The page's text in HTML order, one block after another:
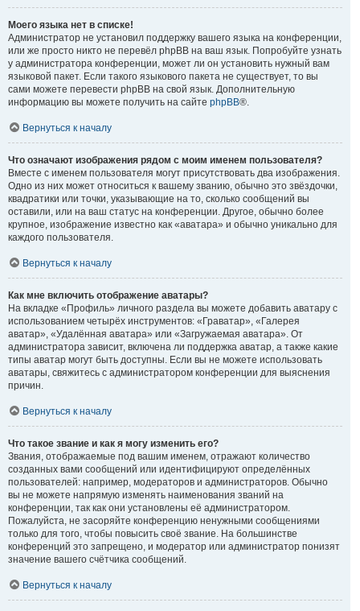
Моего языка нет в списке!
Администратор не установил поддержку вашего языка на конференции,
или же просто никто не перевёл phpBB на ваш язык. Попробуйте узнать
у администратора конференции, может ли он установить нужный вам
языковой пакет. Если такого языкового пакета не существует, то вы
сами можете перевести phpBB на свой язык. Дополнительную
информацию вы можете получить на сайте phpBB®.
Вернуться к началу
Что означают изображения рядом с моим именем пользователя?
Вместе с именем пользователя могут присутствовать два изображения.
Одно из них может относиться к вашему званию, обычно это звёздочки,
квадратики или точки, указывающие на то, сколько сообщений вы
оставили, или на ваш статус на конференции. Другое, обычно более
крупное, изображение известно как «аватара» и обычно уникально для
каждого пользователя.
Вернуться к началу
Как мне включить отображение аватары?
На вкладке «Профиль» личного раздела вы можете добавить аватару с
использованием четырёх инструментов: «Граватар», «Галерея
аватар», «Удалённая аватара» или «Загружаемая аватара». От
администратора зависит, включена ли поддержка аватар, а также какие
типы аватар могут быть доступны. Если вы не можете использовать
аватары, свяжитесь с администратором конференции для выяснения
причин.
Вернуться к началу
Что такое звание и как я могу изменить его?
Звания, отображаемые под вашим именем, отражают количество
созданных вами сообщений или идентифицируют определённых
пользователей: например, модераторов и администраторов. Обычно
вы не можете напрямую изменять наименования званий на
конференции, так как они установлены её администратором.
Пожалуйста, не засоряйте конференцию ненужными сообщениями
только для того, чтобы повысить своё звание. На большинстве
конференций это запрещено, и модератор или администратор понизят
значение вашего счётчика сообщений.
Вернуться к началу